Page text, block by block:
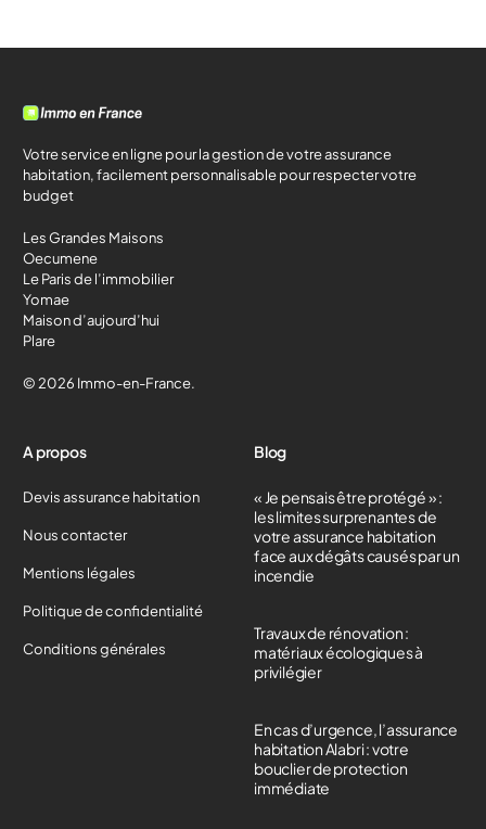
Votre service en ligne pour la gestion de votre assurance
habitation, facilement personnalisable pour respecter votre
budget
Les Grandes Maisons
Oecumene
Le Paris de l’immobilier
Yomae
Maison d’aujourd’hui
Plare
© 2026 Immo-en-France.
A propos
Devis assurance habitation
Nous contacter
Mentions légales
Politique de confidentialité
Conditions générales
Blog
« Je pensais être protégé » :
les limites surprenantes de
votre assurance habitation
face aux dégâts causés par un
incendie
Travaux de rénovation :
matériaux écologiques à
privilégier
En cas d’urgence, l’assurance
habitation Alabri : votre
bouclier de protection
immédiate